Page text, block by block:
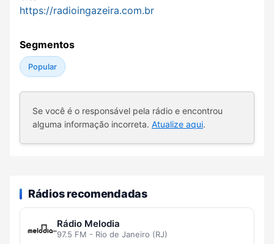
https://radioingazeira.com.br
Segmentos
Popular
Se você é o responsável pela rádio e encontrou
alguma informação incorreta. Atualize aqui.
Rádios recomendadas
Rádio Melodia
97.5 FM - Rio de Janeiro (RJ)